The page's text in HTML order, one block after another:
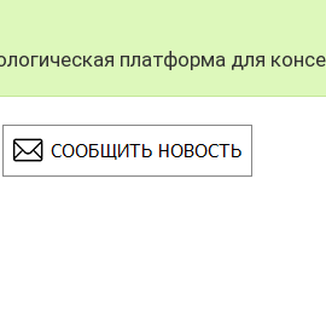
платформа для